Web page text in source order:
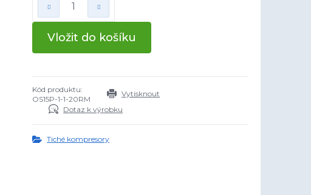
Vložit do košíku
Kód produktu:
OS15P-1-1-20RM
Vytisknout
Dotaz k výrobku
Tiché kompresory